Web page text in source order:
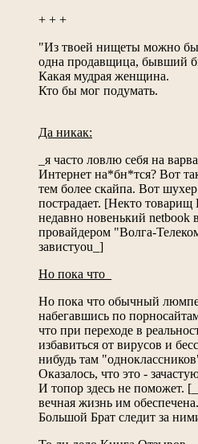
+ + +
"Из твоей нищеты можно
одна продавщица, бывший
Какая мудрая женщина.
Кто бы мог подумать.
Да никак:
_я часто ловлю себя на
Интернет на*бн*тся? Вот
тем более скайпа. Вот
пострадает. [Некто
недавно новенький netbook
провайдером "Волга-
завистyou_]
Но пока что_
Но пока что обычный
набегавшись по
что при переходе в
избавиться от вирусов и
нибудь там
Оказалось, что это -
И топор здесь не поможет.
вечная жизнь им обеспечена.
Большой Брат следит за